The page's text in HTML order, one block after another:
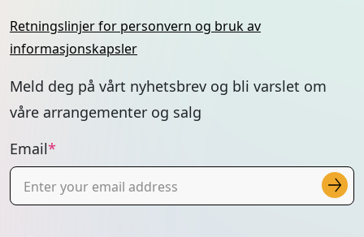
Retningslinjer for personvern og bruk av
informasjonskapsler
Meld deg på vårt nyhetsbrev og bli varslet om
våre arrangementer og salg
Email